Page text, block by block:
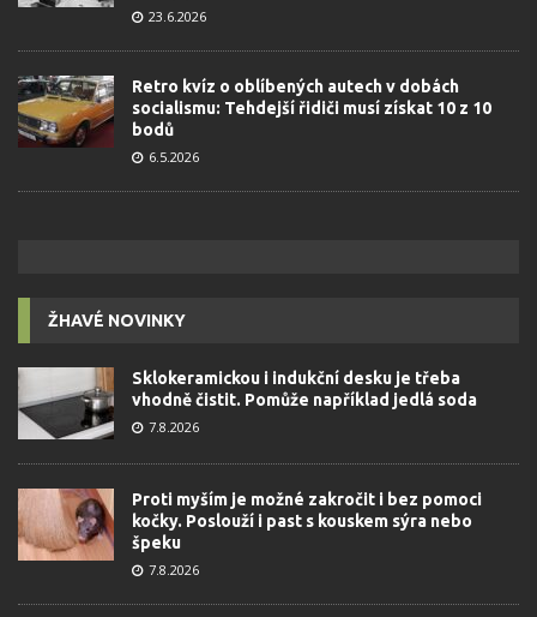
23.6.2026
Retro kvíz o oblíbených autech v dobách
socialismu: Tehdejší řidiči musí získat 10 z 10
bodů
6.5.2026
ŽHAVÉ NOVINKY
Sklokeramickou i indukční desku je třeba
vhodně čistit. Pomůže například jedlá soda
7.8.2026
Proti myším je možné zakročit i bez pomoci
kočky. Poslouží i past s kouskem sýra nebo
špeku
7.8.2026